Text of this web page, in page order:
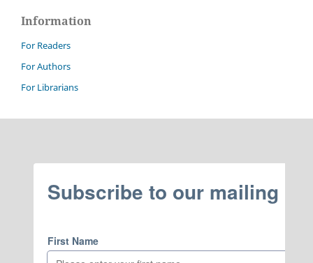
Information
For Readers
For Authors
For Librarians